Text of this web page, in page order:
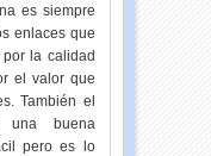
es siempre
enlaces que
la calidad
el valor que
También el
una buena
pero es lo